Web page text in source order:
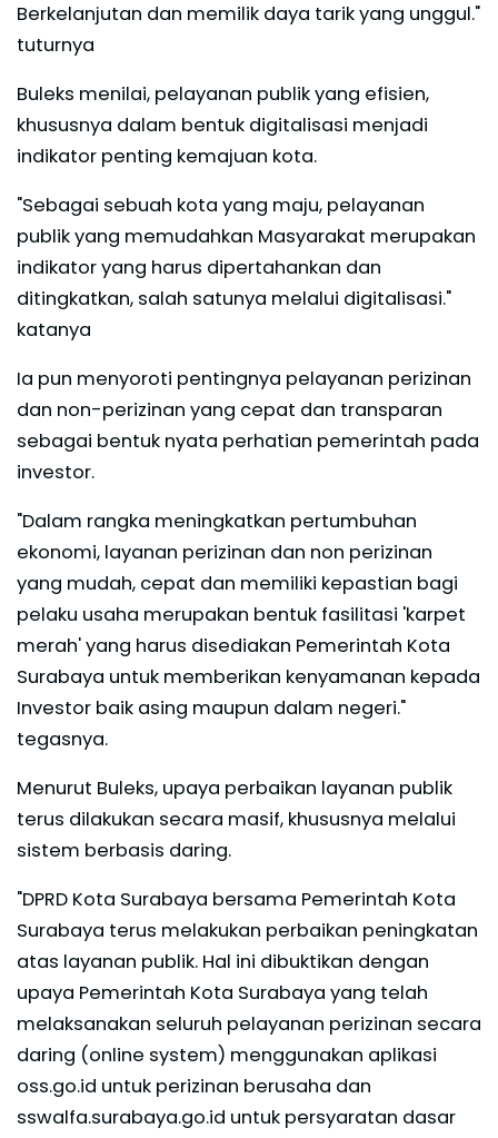
Berkelanjutan dan memilik daya tarik yang unggul."
tuturnya
Buleks menilai, pelayanan publik yang efisien,
khususnya dalam bentuk digitalisasi menjadi
indikator penting kemajuan kota.
"Sebagai sebuah kota yang maju, pelayanan
publik yang memudahkan Masyarakat merupakan
indikator yang harus dipertahankan dan
ditingkatkan, salah satunya melalui digitalisasi."
katanya
Ia pun menyoroti pentingnya pelayanan perizinan
dan non-perizinan yang cepat dan transparan
sebagai bentuk nyata perhatian pemerintah pada
investor.
"Dalam rangka meningkatkan pertumbuhan
ekonomi, layanan perizinan dan non perizinan
yang mudah, cepat dan memiliki kepastian bagi
pelaku usaha merupakan bentuk fasilitasi 'karpet
merah' yang harus disediakan Pemerintah Kota
Surabaya untuk memberikan kenyamanan kepada
Investor baik asing maupun dalam negeri."
tegasnya.
Menurut Buleks, upaya perbaikan layanan publik
terus dilakukan secara masif, khususnya melalui
sistem berbasis daring.
"DPRD Kota Surabaya bersama Pemerintah Kota
Surabaya terus melakukan perbaikan peningkatan
atas layanan publik. Hal ini dibuktikan dengan
upaya Pemerintah Kota Surabaya yang telah
melaksanakan seluruh pelayanan perizinan secara
daring (online system) menggunakan aplikasi
oss.go.id untuk perizinan berusaha dan
sswalfa.surabaya.go.id untuk persyaratan dasar